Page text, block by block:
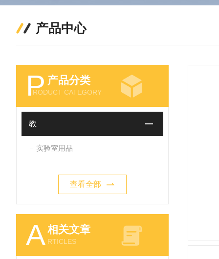
产品中心
P 产品分类
RODUCT CATEGORY
教
实验室用品
查看全部
A相关文章
RTICLES